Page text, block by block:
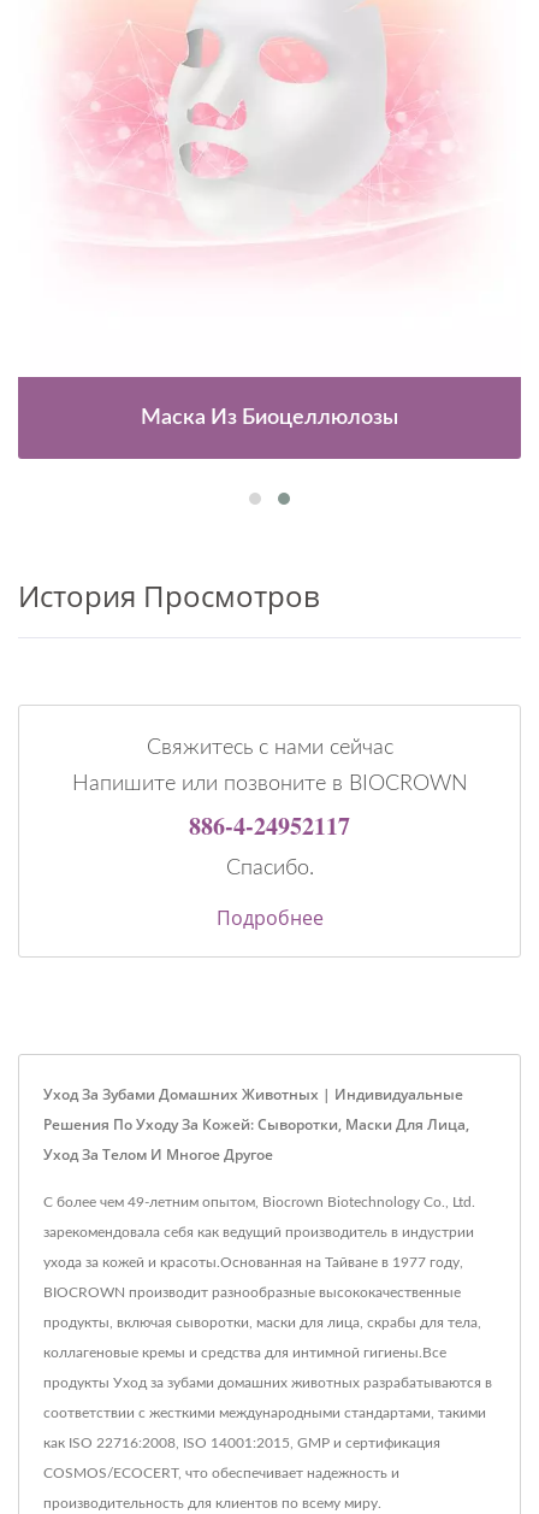
Маска Из Биоцеллюлозы
История Просмотров
Свяжитесь с нами сейчас
Напишите или позвоните в BIOCROWN
886-4-24952117
Спасибо.
Подробнее
Уход За Зубами Домашних Животных | Индивидуальные
Решения По Уходу За Кожей: Сыворотки, Маски Для Лица,
Уход За Телом И Многое Другое
С более чем 49-летним опытом, Biocrown Biotechnology Co., Ltd.
зарекомендовала себя как ведущий производитель в индустрии
ухода за кожей и красоты.Основанная на Тайване в 1977 году,
BIOCROWN производит разнообразные высококачественные
продукты, включая сыворотки, маски для лица, скрабы для тела,
коллагеновые кремы и средства для интимной гигиены.Все
продукты Уход за зубами домашних животных разрабатываются в
соответствии с жесткими международными стандартами, такими
как ISO 22716:2008, ISO 14001:2015, GMP и сертификация
COSMOS/ECOCERT, что обеспечивает надежность и
производительность для клиентов по всему миру.